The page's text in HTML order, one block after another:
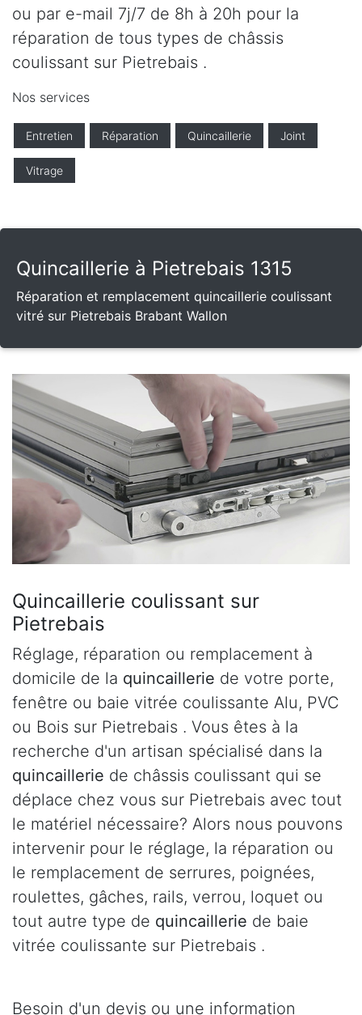
ou par e-mail 7j/7 de 8h à 20h pour la
réparation de tous types de châssis
coulissant sur Pietrebais .
Nos services
Entretien Réparation Quincaillerie Joint
Vitrage
Quincaillerie à Pietrebais 1315
Réparation et remplacement quincaillerie coulissant
vitré sur Pietrebais Brabant Wallon
Quincaillerie coulissant sur
Pietrebais
Réglage, réparation ou remplacement à
domicile de la quincaillerie de votre porte,
fenêtre ou baie vitrée coulissante Alu, PVC
ou Bois sur Pietrebais . Vous êtes à la
recherche d'un artisan spécialisé dans la
quincaillerie de châssis coulissant qui se
déplace chez vous sur Pietrebais avec tout
le matériel nécessaire? Alors nous pouvons
intervenir pour le réglage, la réparation ou
le remplacement de serrures, poignées,
roulettes, gâches, rails, verrou, loquet ou
tout autre type de quincaillerie de baie
vitrée coulissante sur Pietrebais .
Besoin d'un devis ou une information